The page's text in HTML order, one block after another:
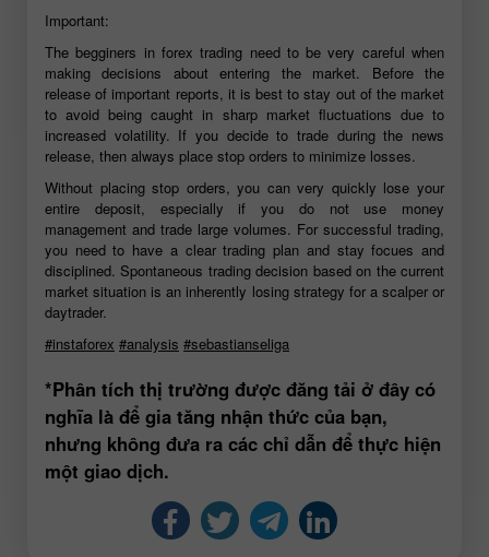
Important:
The begginers in forex trading need to be very careful when
making decisions about entering the market. Before the
release of important reports, it is best to stay out of the market
to avoid being caught in sharp market fluctuations due to
increased volatility. If you decide to trade during the news
release, then always place stop orders to minimize losses.
Without placing stop orders, you can very quickly lose your
entire deposit, especially if you do not use money
management and trade large volumes. For successful trading,
you need to have a clear trading plan and stay focues and
disciplined. Spontaneous trading decision based on the current
market situation is an inherently losing strategy for a scalper or
daytrader.
#instaforex #analysis #sebastianseliga
*Phân tích thị trường được đăng tải ở đây có
nghĩa là để gia tăng nhận thức của bạn,
nhưng không đưa ra các chỉ dẫn để thực hiện
một giao dịch.